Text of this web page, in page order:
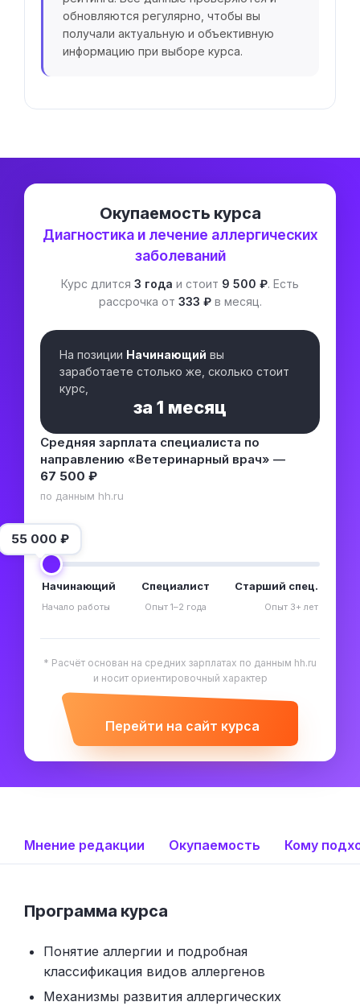
обновляются регулярно, чтобы вы
получали актуальную и объективную
информацию при выборе курса.
Окупаемость курса
Диагностика и лечение аллергических
заболеваний
Курс длится 3 года и стоит 9 500 ₽. Есть
рассрочка от 333 ₽в месяц.
На позиции Начинающий вы
заработаете столько же, сколько стоит
курс,
за 1 месяц
Средняя зарплата специалиста по
направлению «Ветеринарный врач» —
67 500 ₽
по данным hh.ru
55 000 ₽
Начинающий
Начало работы
Специалист
Опыт 1–2 года
Старший спец.
Опыт 3+ лет
* Расчёт основан на средних зарплатах по данным hh.ru
и носит ориентировочный характер
Перейти на сайт курса
Мнение редакции Окупаемость Кому
Программа курса
Понятие аллергии и подробная
классификация видов аллергенов
Механизмы развития аллергических